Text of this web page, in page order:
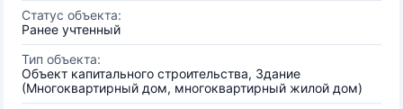
Статус объекта:
Ранее учтенный
Тип объекта:
Объект капитального строительства, Здание
(Многоквартирный дом, многоквартирный жилой дом)